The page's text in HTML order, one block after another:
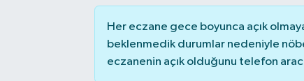
Her eczane gece boyunca açık
beklenmedik durumlar nedeniyle
eczanenin açık olduğunu telefon